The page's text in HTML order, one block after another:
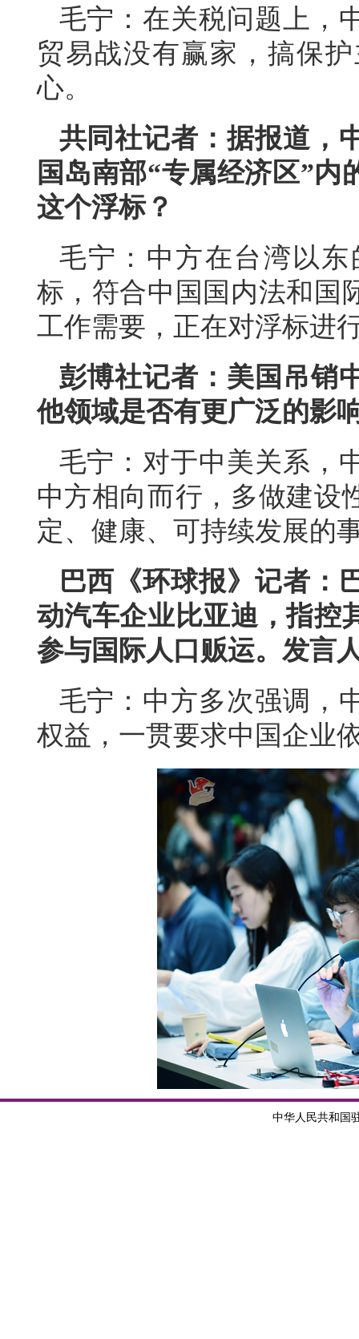
毛宁：在关税问题上，
贸易战没有赢家，搞保
心。
共同社记者：据报道，
国岛南部“专属经济区”
这个浮标？
毛宁：中方在台湾以
标，符合中国国内法和国
工作需要，正在对浮标进
彭博社记者：美国吊销
他领域是否有更广泛的影
毛宁：对于中美关系，
中方相向而行，多做建设
定、健康、可持续发展的
巴西《环球报》记者：
动汽车企业比亚迪，指控
参与国际人口贩运。发言
毛宁：中方多次强调，
权益，一贯要求中国企业
中华人民共和国